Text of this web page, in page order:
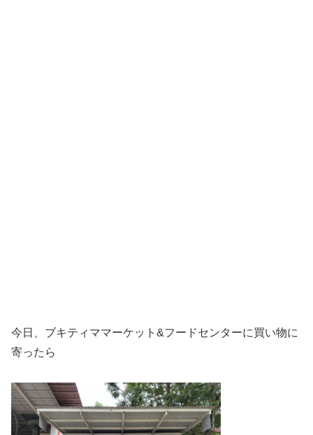
今日、ブキティママーケット&フードセンターに買い物に
寄ったら